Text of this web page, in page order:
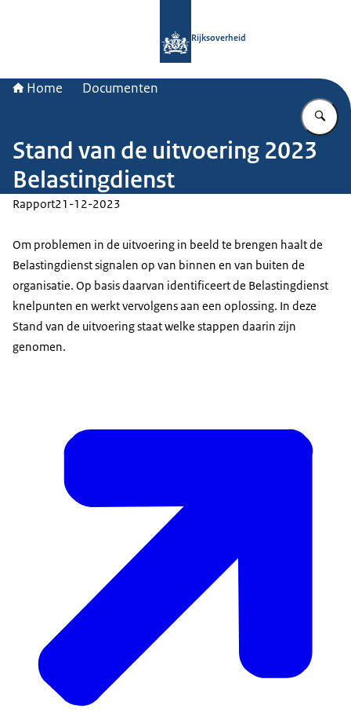
Rijksoverheid
Home Documenten
Stand van de uitvoering 2023
Belastingdienst
Rapport21-12-2023
Om problemen in de uitvoering in beeld te brengen haalt de
Belastingdienst signalen op van binnen en van buiten de
organisatie. Op basis daarvan identificeert de Belastingdienst
knelpunten en werkt vervolgens aan een oplossing. In deze
Stand van de uitvoering staat welke stappen daarin zijn
genomen.